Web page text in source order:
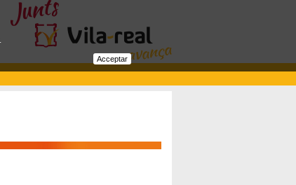
Acceptar